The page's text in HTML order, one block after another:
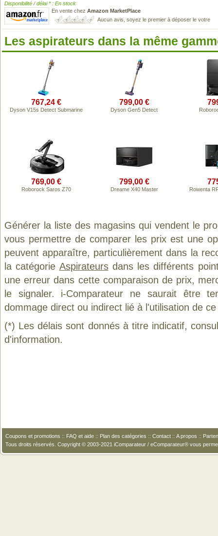
Disponibilité / délai * : En stock
En vente chez Amazon MarketPlace
Aucun avis, soyez le premier à déposer le votre
Les aspirateurs dans la même
767,24 €
Dyson V15s Detect Submarine
799,00 €
Dyson Gen5 Detect
769,00 €
Roborock Saros Z70
799,00 €
Dreame X40 Master Rowenta
Générer la liste des magasins qui vendent le
vous permettre de comparer les prix est une
peuvent apparaître, particulièrement dans la
la catégorie Aspirateursdans les différents
une erreur dans cette comparaison de prix,
le signaler. i-Comparateur ne saurait être
dommage direct ou indirect lié à l'utilisation de
(*) Les délais sont donnés à titre indicatif,
d'information.
Coupons et promotions :: FAQ et aide :: Plan des catégories :: Contact :: A propos ::
Tous droits réservés. Copyright © 2003-2021 iComparateur / eComparateur® vous